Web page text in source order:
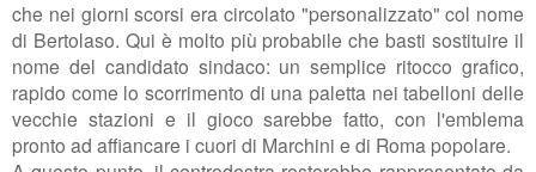
che nei giorni scorsi era circolato "personalizzato" col nome
di Bertolaso. Qui è molto più probabile che basti sostituire il
nome del candidato sindaco: un semplice ritocco grafico,
rapido come lo scorrimento di una paletta nei tabelloni delle
vecchie stazioni e il gioco sarebbe fatto, con l'emblema
pronto ad affiancare i cuori di Marchini e di Roma popolare.